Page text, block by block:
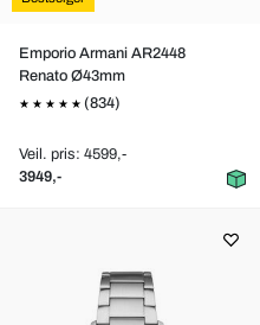
Emporio Armani AR2448
Renato Ø43mm
(834)
Veil. pris: 4599,-
3949,-